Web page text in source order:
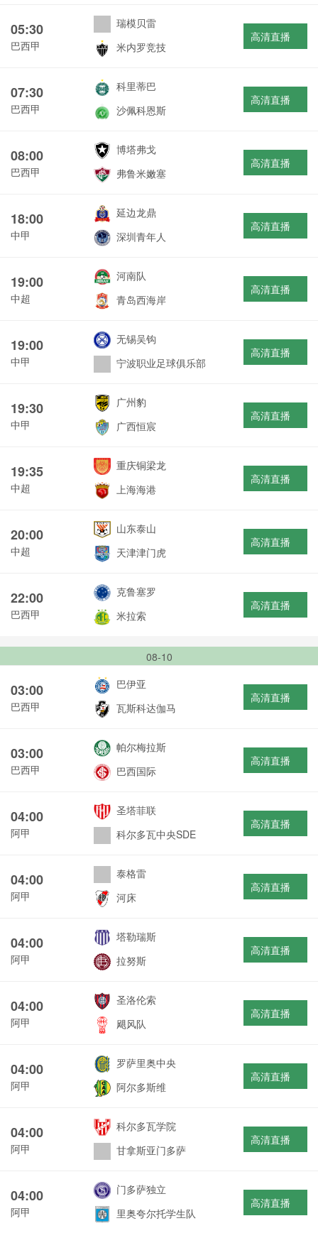
05:30
巴西甲
瑞模贝雷
米内罗竞技
高清直播
07:30
巴西甲
科里蒂巴
沙佩科恩斯
高清直播
08:00
巴西甲
博塔弗戈
弗鲁米嫩塞
高清直播
18:00
中甲
延边龙鼎
深圳青年人
高清直播
19:00
中超
河南队
青岛西海岸
高清直播
19:00
中甲
无锡吴钩
宁波职业足球俱乐部
高清直播
19:30
中甲
广州豹
广西恒宸
高清直播
19:35
中超
重庆铜梁龙
上海海港
高清直播
20:00
中超
山东泰山
天津津门虎
高清直播
22:00
巴西甲
克鲁塞罗
米拉索
高清直播
08-10
03:00
巴西甲
巴伊亚
瓦斯科达伽马
高清直播
03:00
巴西甲
帕尔梅拉斯
巴西国际
高清直播
04:00
阿甲
圣塔菲联
科尔多瓦中央SDE
高清直播
04:00
阿甲
泰格雷
河床
高清直播
04:00
阿甲
塔勒瑞斯
拉努斯
高清直播
04:00
阿甲
圣洛伦索
飓风队
高清直播
04:00
阿甲
罗萨里奥中央
阿尔多斯维
高清直播
04:00
阿甲
科尔多瓦学院
甘拿斯亚门多萨
高清直播
04:00
阿甲
门多萨独立
里奥夸尔托学生队
高清直播